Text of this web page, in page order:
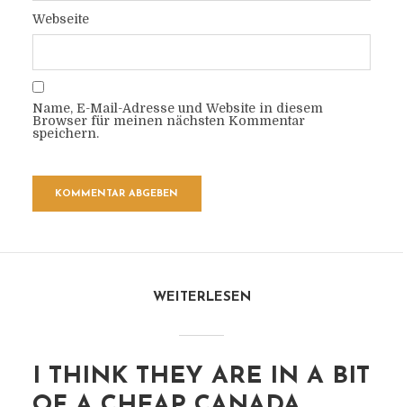
Webseite
Name, E-Mail-Adresse und Website in diesem
Browser für meinen nächsten Kommentar
speichern.
WEITERLESEN
I THINK THEY ARE IN A BIT